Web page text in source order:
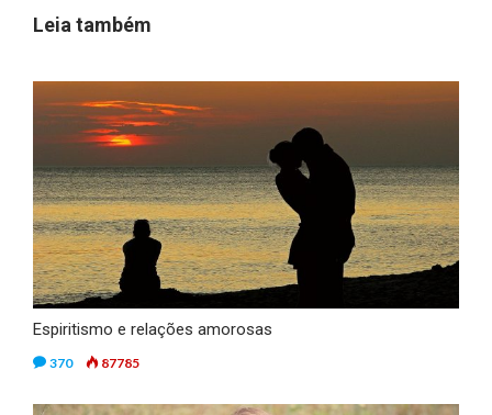
Leia também
Espiritismo e relações amorosas
370 87785